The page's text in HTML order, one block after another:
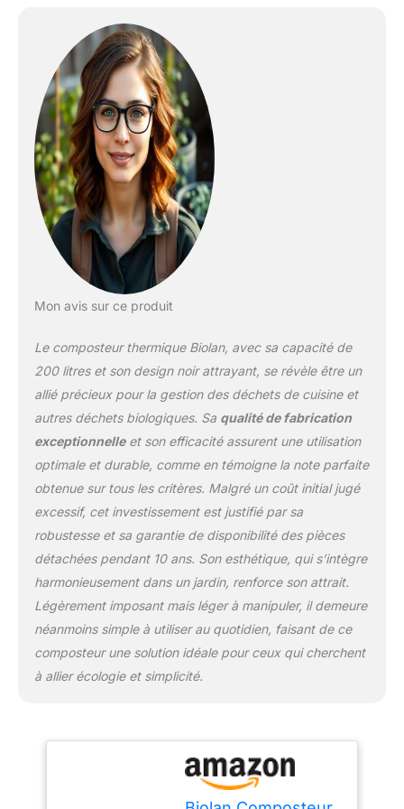
thermique dispose d'un
corps isolé
thermiquement et d'un
couvercle. Le vidage est
très facile grâce à
l'ouverture prévue à cet
effet au fond. Le
matériau plastique dense
et durable empêche les
parasites de pénétrer.
Faire du compost à partir
l'argent et protéger
l'environnement. Vous
pouvez utiliser le
Ainsi, vos déchets n'ont
pas besoin d'être
transportés. Assurez-
vous qu'il est bien aéré
et qu'il soit rempli
régulièrement. Ensuite,
vous obtiendrez
rapidement un compost
riche en abondance. Le
compost et le matériau
structuré Biolan pour
toilettes sèches ou
l'accélérateur de
compost ASIN
Dimensions : capacité :
200 l, hauteur : 101 cm,
poids à vide : 22 kg
Mon avis sur ce produit
Le composteur thermique Biolan, avec sa capacité de
200 litres et son design noir attrayant, se révèle être un
allié précieux pour la gestion des déchets de cuisine et
autres déchets biologiques. Sa qualité de fabrication
exceptionnelleet son efficacité assurent une utilisation
optimale et durable, comme en témoigne la note parfaite
obtenue sur tous les critères. Malgré un coût initial jugé
excessif, cet investissement est justifié par sa
robustesse et sa garantie de disponibilité des pièces
détachées pendant 10 ans. Son esthétique, qui s’intègre
harmonieusement dans un jardin, renforce son attrait.
Légèrement imposant mais léger à manipuler, il demeure
néanmoins simple à utiliser au quotidien, faisant de ce
composteur une solution idéale pour ceux qui cherchent
à allier écologie et simplicité.